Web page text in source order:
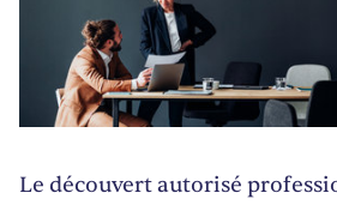
Le découvert autorisé